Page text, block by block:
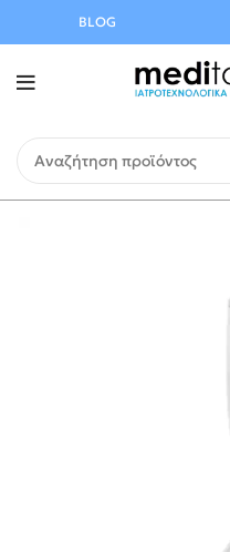
BLOG
Αυγούστου